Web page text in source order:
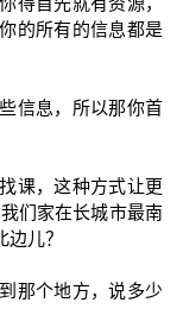
的所有的信息都是
信息，所以那你首
课，这种方式让更
们家在长城市最南
儿？
那个地方，说多少